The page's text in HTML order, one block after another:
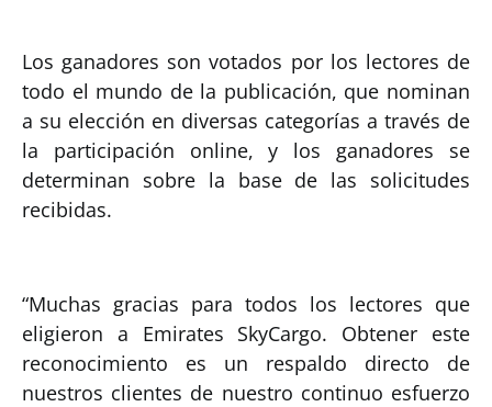
Los ganadores son votados por los lectores de
todo el mundo de la publicación, que nominan
a su elección en diversas categorías a través de
la participación online, y los ganadores se
determinan sobre la base de las solicitudes
recibidas.
“Muchas gracias para todos los lectores que
eligieron a Emirates SkyCargo. Obtener este
reconocimiento es un respaldo directo de
nuestros clientes de nuestro continuo esfuerzo